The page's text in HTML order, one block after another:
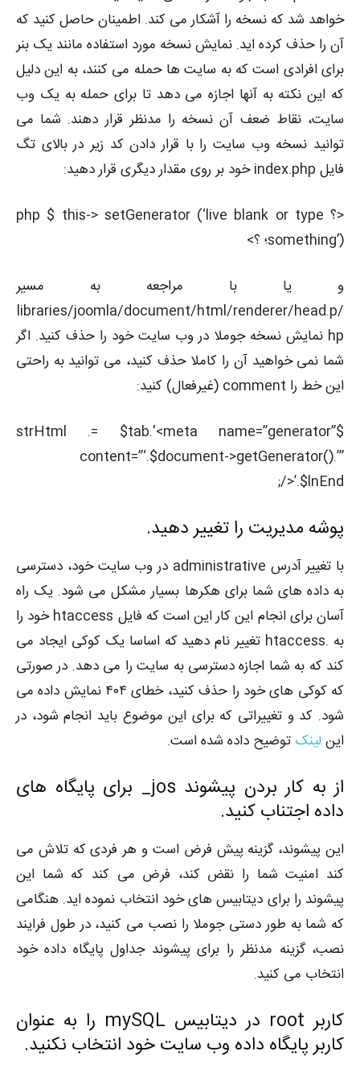
خواهد شد که نسخه را آشکار می کند. اطمینان حاصل کنید که
آن را حذف کرده اید. نمایش نسخه مورد استفاده مانند یک بنر
برای افرادی است که به سایت ها حمله می کنند، به این دلیل
که این نکته به آنها اجازه می دهد تا برای حمله به یک وب
سایت، نقاط ضعف آن نسخه را مدنظر قرار دهند. شما می
توانید نسخه وب سایت را با قرار دادن کد زیر در بالای تگ
فایل index.php خود بر روی مقدار دیگری قرار دهید:
<؟ php $ this-> setGenerator (‘live blank or type
something’)؛ ؟>
و یا با مراجعه به مسیر
/libraries/joomla/document/html/renderer/head.p
hp نمایش نسخه جوملا در وب سایت خود را حذف کنید. اگر
شما نمی خواهید آن را کاملا حذف کنید، می توانید به راحتی
این خط را comment (غیرفعال) کنید:
$strHtml .= $tab.'<meta name=”generator”
content=”‘.$document->getGenerator().’”
/>’.$lnEnd;
پوشه مدیریت را تغییر دهید.
با تغییر آدرس administrative در وب سایت خود، دسترسی
به داده های شما برای هکرها بسیار مشکل می شود. یک راه
آسان برای انجام این کار این است که فایل htaccess خود را
به .htaccess تغییر نام دهید که اساسا یک کوکی ایجاد می
کند که به شما اجازه دسترسی به سایت را می دهد. در صورتی
که کوکی های خود را حذف کنید، خطای ۴۰۴ نمایش داده می
شود. کد و تغییراتی که برای این موضوع باید انجام شود، در
اینلینک توضیح داده شده است.
از به کار بردن پیشوند jos_ برای پایگاه های
داده اجتناب کنید.
این پیشوند، گزینه پیش فرض است و هر فردی که تلاش می
کند امنیت شما را نقض کند، فرض می کند که شما این
پیشوند را برای دیتابیس های خود انتخاب نموده اید. هنگامی
که شما به طور دستی جوملا را نصب می کنید، در طول فرایند
نصب، گزینه مدنظر را برای پیشوند جداول پایگاه داده خود
انتخاب می کنید.
کاربر root در دیتابیس mySQL را به عنوان
کاربر پایگاه داده وب سایت خود انتخاب نکنید.